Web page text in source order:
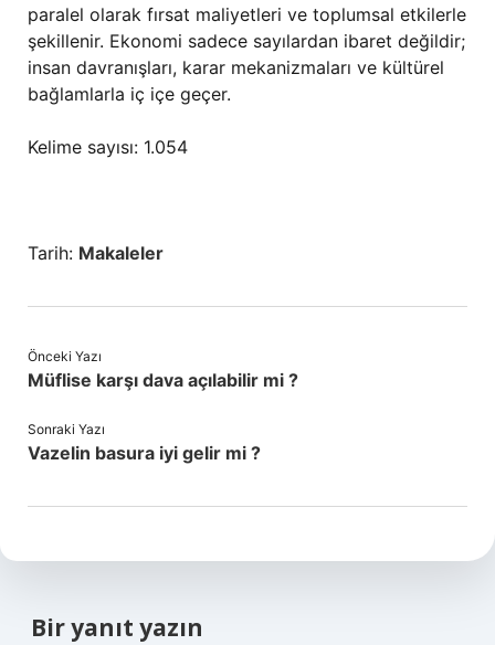
paralel olarak fırsat maliyetleri ve toplumsal etkilerle
şekillenir. Ekonomi sadece sayılardan ibaret değildir;
insan davranışları, karar mekanizmaları ve kültürel
bağlamlarla iç içe geçer.
Kelime sayısı: 1.054
Tarih: Makaleler
Önceki Yazı
Müflise karşı dava açılabilir mi ?
Sonraki Yazı
Vazelin basura iyi gelir mi ?
Bir yanıt yazın